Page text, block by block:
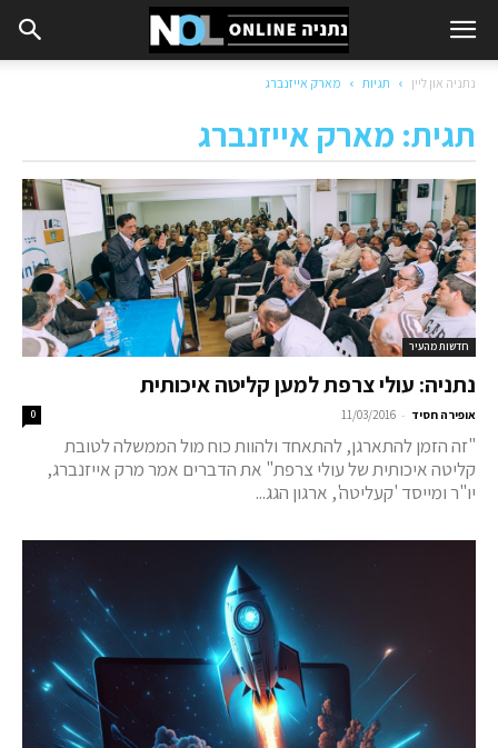
נתניה און ליין תגיות מארק אייזנברג
תגית: מארק אייזנברג
חדשות מהעיר
נתניה: עולי צרפת למען קליטה איכותית
אופירה חסיד -
11/03/2016
0
"זה הזמן להתארגן, להתאחד ולהוות כוח מול הממשלה לטובת
קליטה איכותית של עולי צרפת" את הדברים אמר מרק אייזנברג,
יו"ר ומייסד 'קעליטה', ארגון הגג...